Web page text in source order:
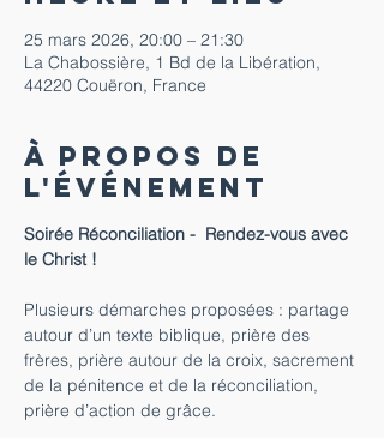
25 mars 2026, 20:00 – 21:30
La Chabossière, 1 Bd de la Libération,
44220 Couëron, France
À propos de
l'événement
Soirée Réconciliation -  Rendez-vous avec
le Christ !
Plusieurs démarches proposées : partage
autour d’un texte biblique, prière des
frères, prière autour de la croix, sacrement
de la pénitence et de la réconciliation,
prière d’action de grâce.